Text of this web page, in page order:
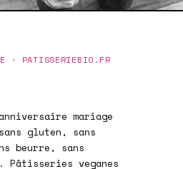
· PATISSERIEBIO.FR
mariage
gluten, sans
beurre, sans
Pâtisseries veganes